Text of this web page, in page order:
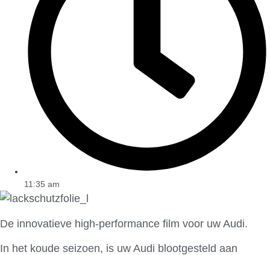
11:35 am
De innovatieve high-performance film voor uw Audi.
In het koude seizoen, is uw Audi blootgesteld aan